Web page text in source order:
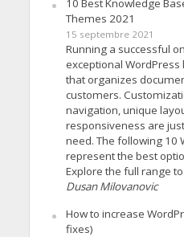
10 Best Knowledge
Themes 2021
15 septembre 2021
Running a successful
exceptional
that organizes
customers.
navigation, unique
responsiveness are
need. The following 10
represent the best
Explore the full range
Dusan Milovanovic
How to increase
fixes)